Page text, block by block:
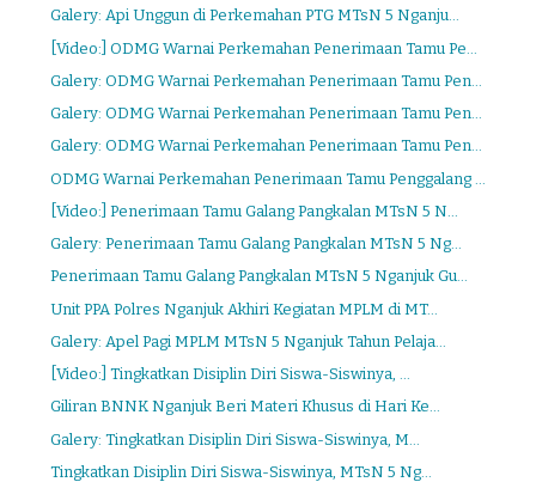
Galery: Api Unggun di Perkemahan PTG MTsN 5 Nganju...
[Video:] ODMG Warnai Perkemahan Penerimaan Tamu Pe...
Galery: ODMG Warnai Perkemahan Penerimaan Tamu Pen...
Galery: ODMG Warnai Perkemahan Penerimaan Tamu Pen...
Galery: ODMG Warnai Perkemahan Penerimaan Tamu Pen...
ODMG Warnai Perkemahan Penerimaan Tamu Penggalang ...
[Video:] Penerimaan Tamu Galang Pangkalan MTsN 5 N...
Galery: Penerimaan Tamu Galang Pangkalan MTsN 5 Ng...
Penerimaan Tamu Galang Pangkalan MTsN 5 Nganjuk Gu...
Unit PPA Polres Nganjuk Akhiri Kegiatan MPLM di MT...
Galery: Apel Pagi MPLM MTsN 5 Nganjuk Tahun Pelaja...
[Video:] Tingkatkan Disiplin Diri Siswa-Siswinya, ...
Giliran BNNK Nganjuk Beri Materi Khusus di Hari Ke...
Galery: Tingkatkan Disiplin Diri Siswa-Siswinya, M...
Tingkatkan Disiplin Diri Siswa-Siswinya, MTsN 5 Ng...